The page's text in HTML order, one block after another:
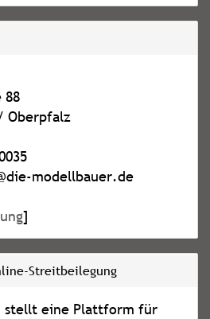
88
Oberpfalz
modellbauer.de
]
Streitbeilegung
stellt eine Plattform für